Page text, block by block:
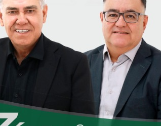
com nosso representante Deputado
que aqui vieram nos prestigiar sendo
Alexandre Curi, Deputado Federal e
Federal e Secretário da Saúde Beto
vieram nos prestigiar juntamente com
entregamos o maior número de Casas
além do evento da entrega das Casas, pode